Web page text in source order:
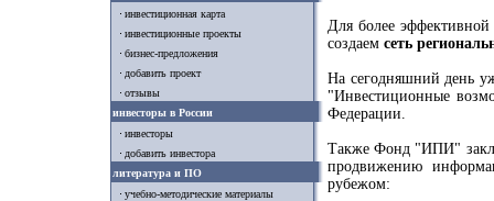
инвестиционная карта
инвестиционные проекты
бизнес-предложения
добавить проект
отзывы
инвесторы в России
инвесторы
добавить инвестора
литература и ПО
учебно-методические материалы
Для более
создаем сеть
На сегодняшний день
"Инвестиционные
Федерации.
Также Фонд "ИПИ"
продвижению
рубежом: